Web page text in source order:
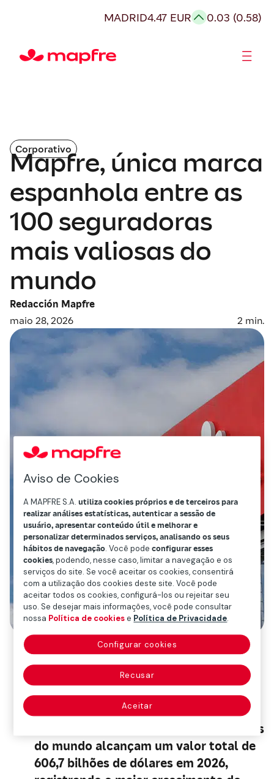
MADRID4.47 EUR 0.03 (0.58)
Corporativo
Mapfre, única marca
espanhola entre as
100 seguradoras
mais valiosas do
mundo
Redacción Mapfre
maio 28, 2026
2 min.
O Grupo aumenta em 14% o valor de
sua marca global (5,3 bilhões de
dólares em 2026) e sobe para a 31ª
posição no ranking das marcas de
seguros mais valiosas do mundo
As 100 marcas de seguros mais valiosas
do mundo alcançam um valor total de
606,7 bilhões de dólares em 2026,
Aviso de Cookies
A MAPFRE S.A.utiliza cookies próprios e de terceiros para
realizar análises estatísticas, autenticar a sessão de
usuário, apresentar conteúdo útil e melhorar e
personalizar determinados serviços, analisando os seus
hábitos de navegação. Você podeconfigurar esses
cookies, podendo, nesse caso, limitar a navegação e os
serviços do site. Se você aceitar os cookies, consentirá
com a utilização dos cookies deste site. Você pode
aceitar todos os cookies, configurá-los ou rejeitar seu
uso. Se desejar mais informações, você pode consultar
nossa Política de cookiese Política de Privacidade.
Configurar cookies
Recusar
Aceitar